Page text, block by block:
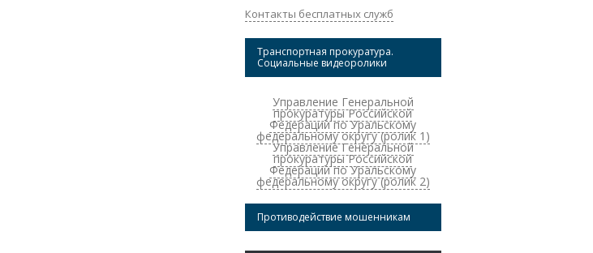
Контакты бесплатных служб
Транспортная прокуратура.
Социальные видеоролики
Управление Генеральной
прокуратуры Российской
Федерации по Уральскому
федеральному округу (ролик 1)
Управление Генеральной
прокуратуры Российской
Федерации по Уральскому
федеральному округу (ролик 2)
Противодействие мошенникам